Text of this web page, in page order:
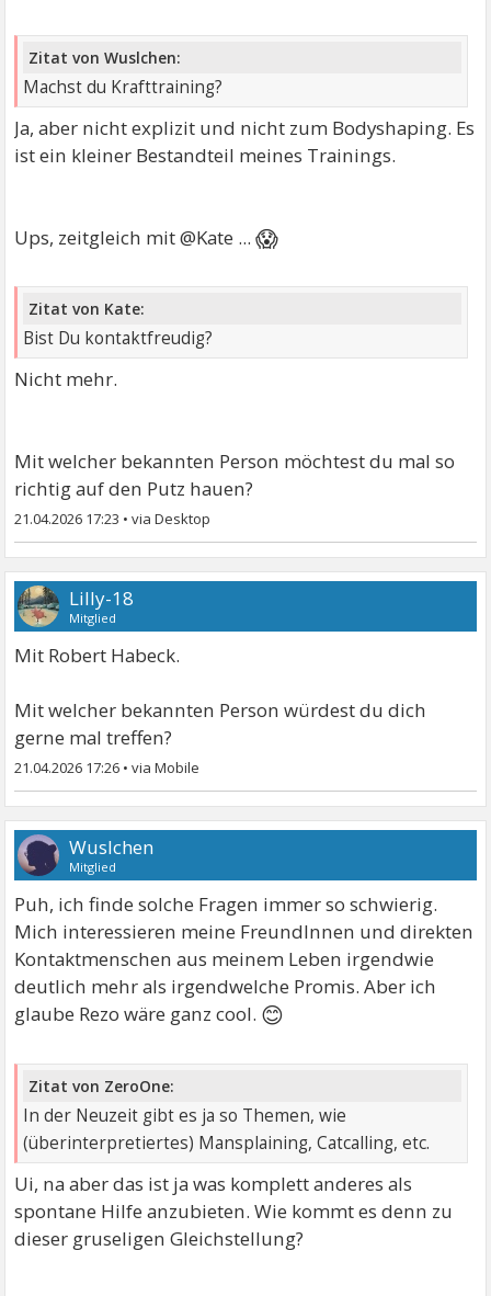
Zitat von Wuslchen:
Machst du Krafttraining?
Ja, aber nicht explizit und nicht zum Bodyshaping. Es
ist ein kleiner Bestandteil meines Trainings.
Ups, zeitgleich mit @Kate ...😱
Zitat von Kate:
Bist Du kontaktfreudig?
Nicht mehr.
Mit welcher bekannten Person möchtest du mal so
richtig auf den Putz hauen?
21.04.2026 17:23 •
Lilly-18
Mitglied
Mit Robert Habeck.
Mit welcher bekannten Person würdest du dich
gerne mal treffen?
21.04.2026 17:26 •
Wuslchen
Mitglied
Puh, ich finde solche Fragen immer so schwierig.
Mich interessieren meine FreundInnen und direkten
Kontaktmenschen aus meinem Leben irgendwie
deutlich mehr als irgendwelche Promis. Aber ich
glaube Rezo wäre ganz cool. 😊
Zitat von ZeroOne:
In der Neuzeit gibt es ja so Themen, wie
(überinterpretiertes) Mansplaining, Catcalling, etc.
Ui, na aber das ist ja was komplett anderes als
spontane Hilfe anzubieten. Wie kommt es denn zu
dieser gruseligen Gleichstellung?